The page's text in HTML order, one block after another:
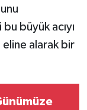
büyük acıyı
alarak bir